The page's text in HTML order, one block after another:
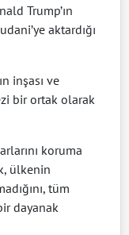
Trump’ın
aktardığı
inşası ve
bir ortak olarak
koruma
ülkenin
tüm
dayanak